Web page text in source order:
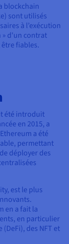
blockchain
sont utilisés
à l’exécution
» d'un contrat
fiables.
été introduit
en 2015, a
a été
permettant
déployer des
est le plus
en a fait la
en particulier
des NFT et